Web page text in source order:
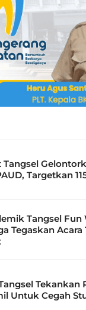
Targetkan
Tangsel Fun
Tegaskan
Tekankan
Untuk Cegah